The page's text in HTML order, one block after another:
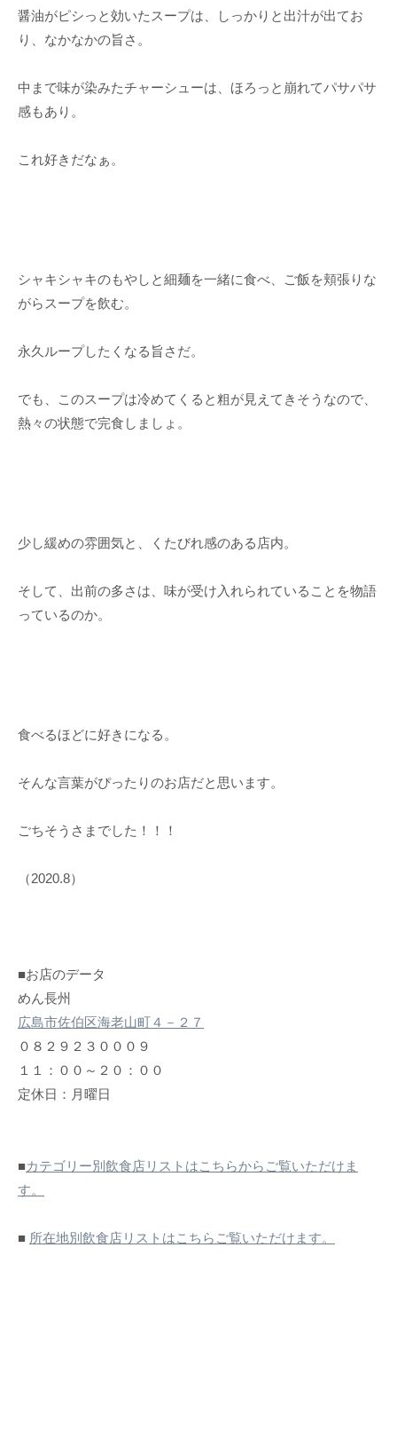
醤油がピシっと効いたスープは、しっかりと出汁が出てお
り、なかなかの旨さ。
中まで味が染みたチャーシューは、ほろっと崩れてパサパサ
感もあり。
これ好きだなぁ。
シャキシャキのもやしと細麺を一緒に食べ、ご飯を頬張りな
がらスープを飲む。
永久ループしたくなる旨さだ。
でも、このスープは冷めてくると粗が見えてきそうなので、
熱々の状態で完食しましょ。
少し緩めの雰囲気と、くたびれ感のある店内。
そして、出前の多さは、味が受け入れられていることを物語
っているのか。
食べるほどに好きになる。
そんな言葉がぴったりのお店だと思います。
ごちそうさまでした！！！
（2020.8）
■お店のデータ
めん長州
広島市佐伯区海老山町４－２７
０８２９２３０００９
１１：００～２０：００
定休日：月曜日
■カテゴリー別飲食店リストはこちらからご覧いただけま
す。
■ 所在地別飲食店リストはこちらご覧いただけます。